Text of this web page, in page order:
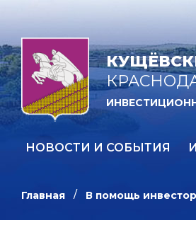
НОВОСТИ И СОБЫТИЯ
Главная В помощь